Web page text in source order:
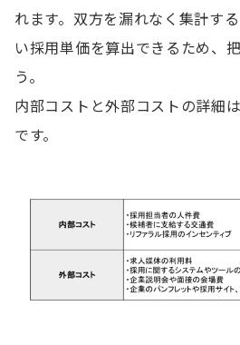
採用単価に関するよくある質問
採用単価相場はいくらですか？
れます。双方を漏れなく集計す
い採用単価を算出できるため、
う。
内部コストと外部コストの詳細
です。